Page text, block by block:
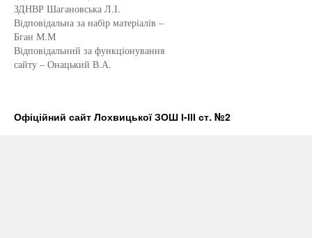
ЗДНВР Шагановська Л.І.
Відповідальна за набір матеріалів –
Бган М.М
Відповідальний за функціонування
сайту – Онацький В.А.
Офіційний сайт Лохвицької ЗОШ І-ІІІ ст. №2